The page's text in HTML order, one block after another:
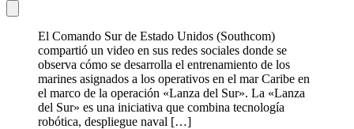
El Comando Sur de Estado Unidos (Southcom)
compartió un video en sus redes sociales donde se
observa cómo se desarrolla el entrenamiento de los
marines asignados a los operativos en el mar Caribe en
el marco de la operación «Lanza del Sur». La «Lanza
del Sur» es una iniciativa que combina tecnología
robótica, despliegue naval […]